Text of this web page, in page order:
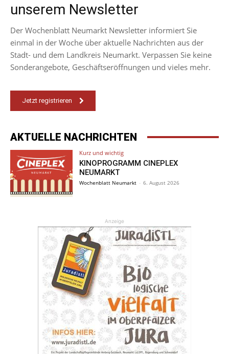
unserem Newsletter
Der Wochenblatt Neumarkt Newsletter informiert Sie
einmal in der Woche über aktuelle Nachrichten aus der
Stadt- und dem Landkreis Neumarkt. Verpassen Sie keine
Sonderangebote, Geschäftseröffnungen und vieles mehr.
Jetzt registrieren
AKTUELLE NACHRICHTEN
Kurz und wichtig
KINOPROGRAMM CINEPLEX
NEUMARKT
Wochenblatt Neumarkt - 6. August 2026
Anzeige